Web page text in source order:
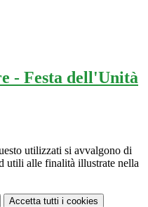
- Festa dell'Unità
utilizzati si avvalgono di
utili alle finalità illustrate nella
Accetta tutti i cookies